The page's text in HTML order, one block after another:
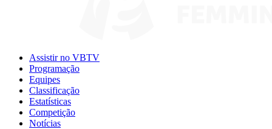
Assistir no VBTV
Programação
Equipes
Classificação
Estatísticas
Competição
Notícias